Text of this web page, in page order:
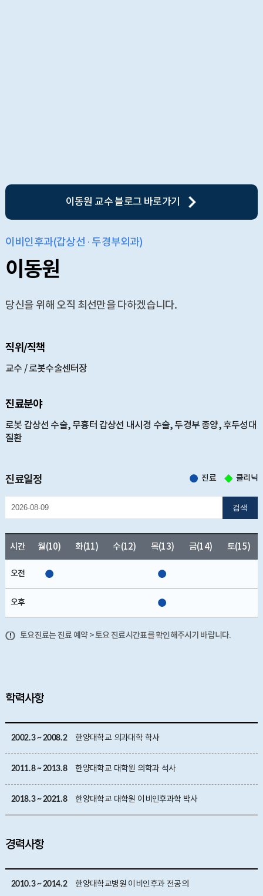
이동원 교수 블로그 바로가기
이비인후과(갑상선 · 두경부외과)
이동원
당신을 위해 오직 최선만을 다하겠습니다.
직위/직책
교수 / 로봇수술센터장
진료분야
로봇 갑상선 수술, 무흉터 갑상선 내시경 수술, 두경부 종양, 후두성대
질환
진료일정
검색
진료 클리닉
시간 월(10) 화(11) 수(12) 목(13) 금(14) 토(15)
오전
오후
토요진료는 진료 예약 > 토요 진료시간표를 확인해주시기 바랍니다.
학력사항
2002. 3 ~ 2008. 2 한양대학교 의과대학 학사
2011. 8 ~ 2013. 8 한양대학교 대학원 의학과 석사
2018. 3 ~ 2021. 8 한양대학교 대학원 이비인후과학 박사
경력사항
2010. 3 ~ 2014. 2 한양대학교병원 이비인후과 전공의